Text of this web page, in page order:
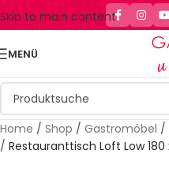
Skip to main content
MENÜ
Home / Shop / Gastromöbel /
/ Restauranttisch Loft Low